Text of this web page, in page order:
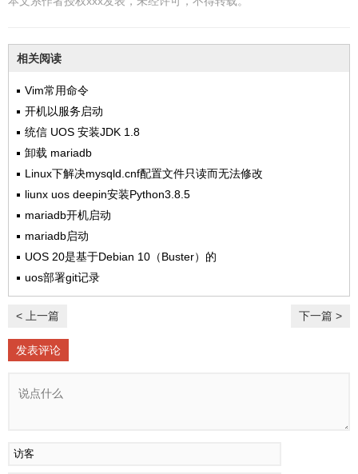
相关阅读
Vim常用命令
开机以服务启动
统信 UOS 安装JDK 1.8
卸载 mariadb
Linux下解决mysqld.cnf配置文件只读而无法修改
liunx uos deepin安装Python3.8.5
mariadb开机启动
mariadb启动
UOS 20是基于Debian 10（Buster）的
uos部署git记录
< 上一篇 下一篇 >
发表评论